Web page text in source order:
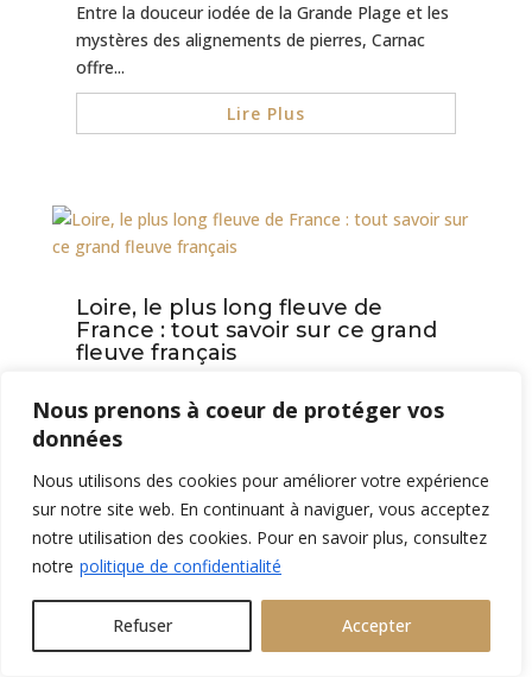
Nous prenons à coeur de protéger vos
données
Nous utilisons des cookies pour améliorer votre expérience
sur notre site web. En continuant à naviguer, vous acceptez
notre utilisation des cookies. Pour en savoir plus, consultez
notre politique de confidentialité
Refuser Accepter
Entre la douceur iodée de la Grande Plage et les
mystères des alignements de pierres, Carnac
offre...
Lire Plus
Loire, le plus long fleuve de
France : tout savoir sur ce grand
fleuve français
Imaginez-vous dégustant un verre de Sancerre
blanc en terrasse, contemplant les eaux
Lire Plus